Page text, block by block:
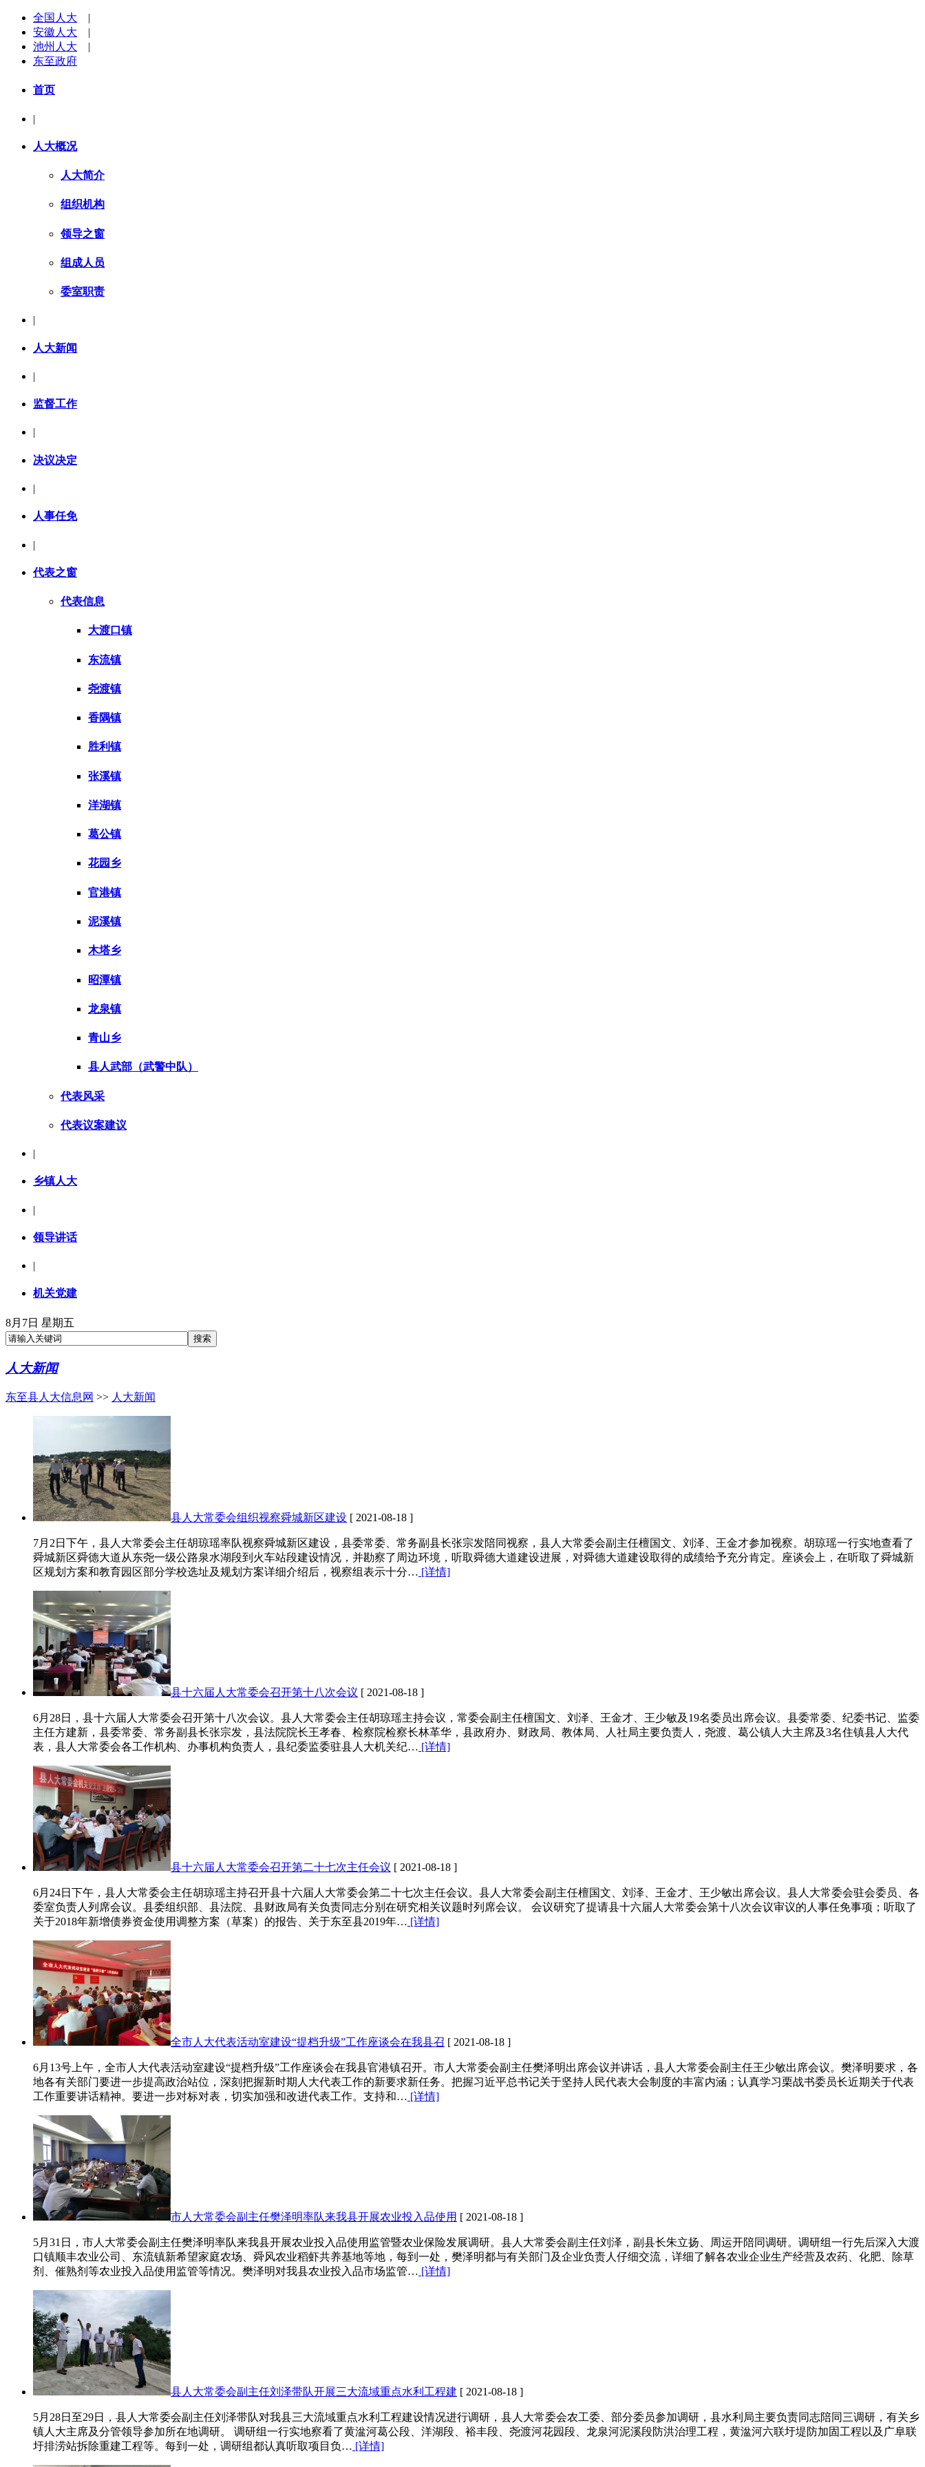
全国人大 |
安徽人大 |
池州人大 |
东至政府
首页
|
人大概况
人大简介
组织机构
领导之窗
组成人员
委室职责
|
人大新闻
|
监督工作
决议决定
|
人事任免
|
代表之窗
代表信息
大渡口镇
东流镇
尧渡镇
香隅镇
胜利镇
张溪镇
洋湖镇
葛公镇
花园乡
官港镇
泥溪镇
木塔乡
昭潭镇
龙泉镇
青山乡
县人武部（武警中队）
代表风采
代表议案建议
|
乡镇人大
|
领导讲话
|
机关党建
8月7日 星期五
人大新闻
东至县人大信息网 >> 人大新闻
县人大常委会组织视察舜城新区建设 [ 2021-08-18 ]
7月2日下午，县人大常委会主任胡琼瑶率队视察舜城新区建设，县委常委、常务副县长张宗发陪同视察，县人大常委会副主任檀国文、刘泽、王金才参加视察。胡琼瑶一行实地查看了
舜城新区舜德大道从东尧一级公路泉水湖段到火车站段建设情况，并勘察了周边环境，听取舜德大道建设进展，对舜德大道建设取得的成绩给予充分肯定。座谈会上，在听取了舜城新
区规划方案和教育园区部分学校选址及规划方案详细介绍后，视察组表示十分… [详情]
县十六届人大常委会召开第十八次会议 [ 2021-08-18 ]
6月28日，县十六届人大常委会召开第十八次会议。县人大常委会主任胡琼瑶主持会议，常委会副主任檀国文、刘泽、王金才、王少敏及19名委员出席会议。县委常委、纪委书记、监委
主任方建新，县委常委、常务副县长张宗发，县法院院长王孝春、检察院检察长林革华，县政府办、财政局、教体局、人社局主要负责人，尧渡、葛公镇人大主席及3名住镇县人大代
表，县人大常委会各工作机构、办事机构负责人，县纪委监委驻县人大机关纪… [详情]
县十六届人大常委会召开第二十七次主任会议 [ 2021-08-18 ]
6月24日下午，县人大常委会主任胡琼瑶主持召开县十六届人大常委会第二十七次主任会议。县人大常委会副主任檀国文、刘泽、王金才、王少敏出席会议。县人大常委会驻会委员、各
委室负责人列席会议。县委组织部、县法院、县财政局有关负责同志分别在研究相关议题时列席会议。 会议研究了提请县十六届人大常委会第十八次会议审议的人事任免事项；听取了
关于2018年新增债券资金使用调整方案（草案）的报告、关于东至县2019年… [详情]
全市人大代表活动室建设“提档升级”工作座谈会在我县召 [ 2021-08-18 ]
6月13号上午，全市人大代表活动室建设“提档升级”工作座谈会在我县官港镇召开。市人大常委会副主任樊泽明出席会议并讲话，县人大常委会副主任王少敏出席会议。樊泽明要求，各
地各有关部门要进一步提高政治站位，深刻把握新时期人大代表工作的新要求新任务。把握习近平总书记关于坚持人民代表大会制度的丰富内涵；认真学习栗战书委员长近期关于代表
工作重要讲话精神。要进一步对标对表，切实加强和改进代表工作。支持和… [详情]
市人大常委会副主任樊泽明率队来我县开展农业投入品使用 [ 2021-08-18 ]
5月31日，市人大常委会副主任樊泽明率队来我县开展农业投入品使用监管暨农业保险发展调研。县人大常委会副主任刘泽，副县长朱立扬、周运开陪同调研。调研组一行先后深入大渡
口镇顺丰农业公司、东流镇新希望家庭农场、舜风农业稻虾共养基地等地，每到一处，樊泽明都与有关部门及企业负责人仔细交流，详细了解各农业企业生产经营及农药、化肥、除草
剂、催熟剂等农业投入品使用监管等情况。樊泽明对我县农业投入品市场监管… [详情]
县人大常委会副主任刘泽带队开展三大流域重点水利工程建 [ 2021-08-18 ]
5月28日至29日，县人大常委会副主任刘泽带队对我县三大流域重点水利工程建设情况进行调研，县人大常委会农工委、部分委员参加调研，县水利局主要负责同志陪同三调研，有关乡
镇人大主席及分管领导参加所在地调研。 调研组一行实地察看了黄湓河葛公段、洋湖段、裕丰段、尧渡河花园段、龙泉河泥溪段防洪治理工程，黄湓河六联圩堤防加固工程以及广阜联
圩排涝站拆除重建工程等。每到一处，调研组都认真听取项目负… [详情]